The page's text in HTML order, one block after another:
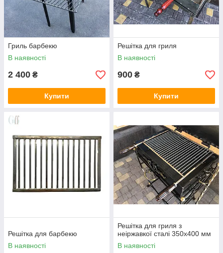
Гриль барбекю
В наявності
2 400 ₴
Купити
Решітка для гриля
В наявності
900 ₴
Купити
Решітка для барбекю
В наявності
Решітка для гриля з
неіржавкої сталі 350х400 мм
В наявності